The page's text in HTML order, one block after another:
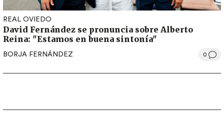
REAL OVIEDO
David Fernández se pronuncia sobre Alberto
Reina: "Estamos en buena sintonía"
BORJA FERNÁNDEZ 0